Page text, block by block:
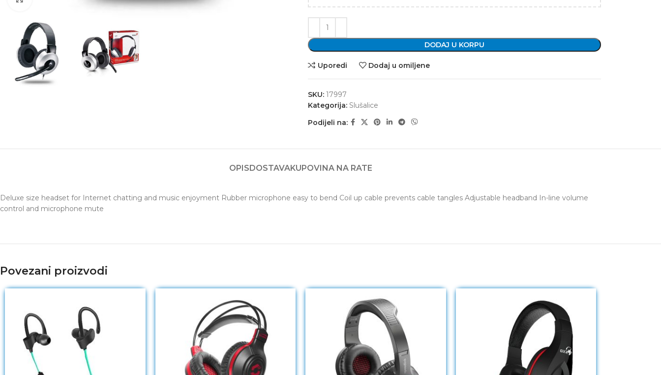
DODAJ U KORPU
Uporedi Dodaj u omiljene
SKU: 17997
Kategorija: Slušalice
Podijeli na:
OPISDOSTAVAKUPOVINA NA RATE
Deluxe size headset for Internet chatting and music enjoyment Rubber microphone easy to bend Coil up cable prevents cable tangles Adjustable headband In-line volume
control and microphone mute
Povezani proizvodi